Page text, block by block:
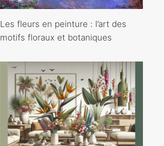
Les fleurs en peinture : l’art des
motifs floraux et botaniques